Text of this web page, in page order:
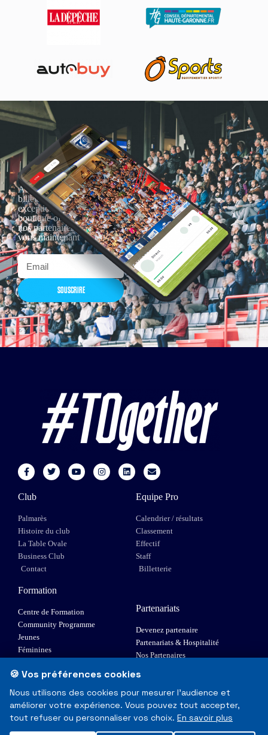
Actualités, nouveautés,
billetterie, remises
exceptionnelles dans la
boutique officielles & chez
nos partenaires… Inscrivez-
vous maintenant
SOUSCRIRE
Club
Palmarès
Histoire du club
La Table Ovale
Business Club
Contact
Equipe Pro
Calendrier / résultats
Classement
Effectif
Staff
Billetterie
Formation
Centre de Formation
Community Programme
Jeunes
Féminines
Elite 1
Partenariats
Devenez partenaire
Partenariats & Hospitalité
Nos Partenaires
© Toulouse Olympique XIII - Tous droits réservés
🍪 Vos préférences cookies
Nous utilisons des cookies pour mesurer l'audience et
améliorer votre expérience. Vous pouvez tout accepter,
tout refuser ou personnaliser vos choix. En savoir plus